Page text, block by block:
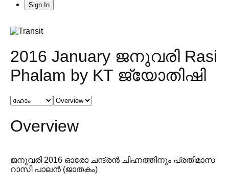
Sign In
2016 January ജനുവരി Rasi
Phalam by KT ജ്യോതിഷി
Overview
ജനുവരി 2016 ഓരോ ചന്ദ്രൻ ചിഹ്നത്തിനും പ്രതിമാസ
റാസി പാലൻ (ജാതകം)